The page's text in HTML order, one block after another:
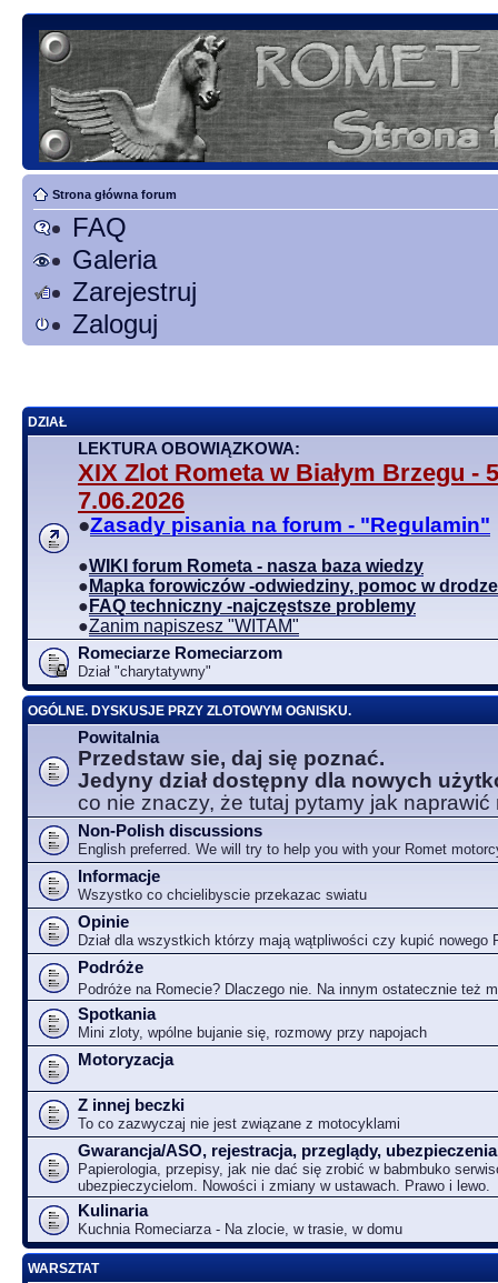
Strona główna forum
FAQ
Galeria
Zarejestruj
Zaloguj
DZIAŁ
LEKTURA OBOWIĄZKOWA:
XIX Zlot Rometa w Białym Brzegu -
7.06.2026
●Zasady pisania na forum - "Regulamin"
●WIKI forum Rometa - nasza baza wiedzy
● Mapka forowiczów -odwiedziny, pomoc w drodze
● FAQ techniczny -najczęstsze problemy
●Zanim napiszesz "WITAM"
Romeciarze Romeciarzom
Dział "charytatywny"
OGÓLNE. DYSKUSJE PRZY ZLOTOWYM OGNISKU.
Powitalnia
Przedstaw sie, daj się poznać.
Jedyny dział dostępny dla nowych
co nie znaczy, że tutaj pytamy jak naprawić
Non-Polish discussions
English preferred. We will try to help you with your Romet
Informacje
Wszystko co chcielibyscie przekazac swiatu
Opinie
Dział dla wszystkich którzy mają wątpliwości czy kupić nowego
Podróże
Podróże na Romecie? Dlaczego nie. Na innym ostatecznie też
Spotkania
Mini zloty, wpólne bujanie się, rozmowy przy napojach
Motoryzacja
Z innej beczki
To co zazwyczaj nie jest związane z motocyklami
Gwarancja/ASO, rejestracja, przeglądy,
Papierologia, przepisy, jak nie dać się zrobić w babmbuko
ubezpieczycielom. Nowości i zmiany w ustawach. Prawo i lewo.
Kulinaria
Kuchnia Romeciarza - Na zlocie, w trasie, w domu
WARSZTAT